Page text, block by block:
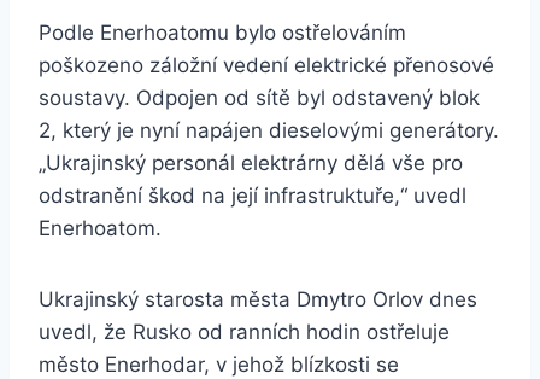
Podle Enerhoatomu bylo ostřelováním
poškozeno záložní vedení elektrické přenosové
soustavy. Odpojen od sítě byl odstavený blok
2, který je nyní napájen dieselovými generátory.
„Ukrajinský personál elektrárny dělá vše pro
odstranění škod na její infrastruktuře,“ uvedl
Enerhoatom.
Ukrajinský starosta města Dmytro Orlov dnes
uvedl, že Rusko od ranních hodin ostřeluje
město Enerhodar, v jehož blízkosti se